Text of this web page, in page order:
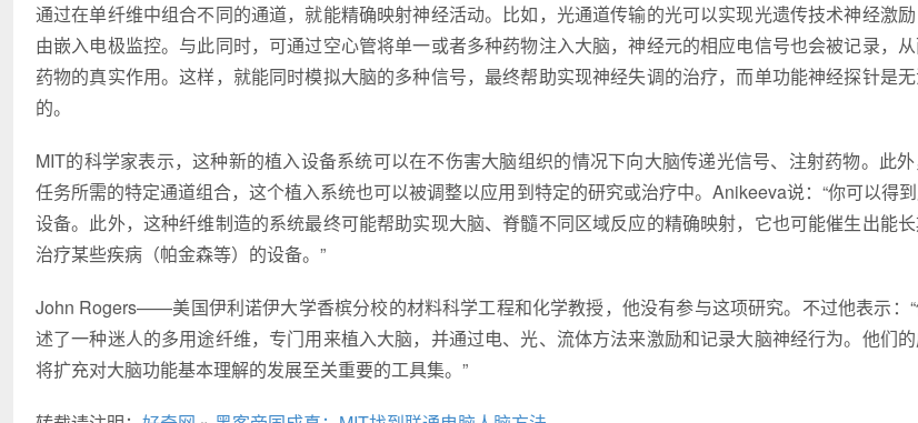
通过在单纤维中组合不同的通道，就能精确映射神经活动。比如，光通道传输的光可以实现光遗传技术神经激
由嵌入电极监控。与此同时，可通过空心管将单一或者多种药物注入大脑，神经元的相应电信号也会被记录，
药物的真实作用。这样，就能同时模拟大脑的多种信号，最终帮助实现神经失调的治疗，而单功能神经探针是
的。
MIT的科学家表示，这种新的植入设备系统可以在不伤害大脑组织的情况下向大脑传递光信号、注射药物。此
任务所需的特定通道组合，这个植入系统也可以被调整以应用到特定的研究或治疗中。Anikeeva说：“你可以得
设备。此外，这种纤维制造的系统最终可能帮助实现大脑、脊髓不同区域反应的精确映射，它也可能催生出能
治疗某些疾病（帕金森等）的设备。”
John Rogers——美国伊利诺伊大学香槟分校的材料科学工程和化学教授，他没有参与这项研究。不过他表示：
述了一种迷人的多用途纤维，专门用来植入大脑，并通过电、光、流体方法来激励和记录大脑神经行为。他们的
将扩充对大脑功能基本理解的发展至关重要的工具集。”